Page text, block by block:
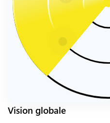
Vision globale